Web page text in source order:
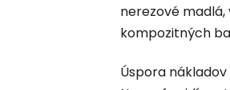
nerezové
kompozitných
Úspora